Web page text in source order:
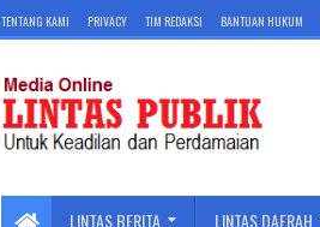
TENTANG KAMI PRIVACY TIM REDAKSI BANTUAN HUKUM
LINTAS BERITA LINTAS DAERAH